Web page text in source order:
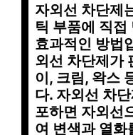
자외선 차단제
틱 부품에 직
효과적인 방법
외선 차단제가
이, 크림, 왁스
다. 자외선 차
포하면 자외선
여 변색과 열화